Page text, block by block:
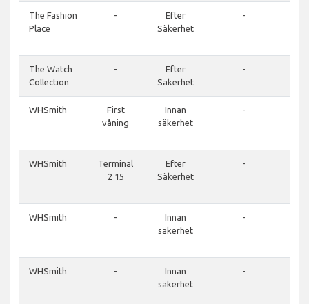
The Fashion
Place
-
Efter
Säkerhet
-
The Watch
Collection
-
Efter
Säkerhet
-
WHSmith
First
våning
Innan
säkerhet
-
WHSmith
Terminal
2 15
Efter
Säkerhet
-
WHSmith -
Innan
säkerhet
-
WHSmith -
Innan
säkerhet
-